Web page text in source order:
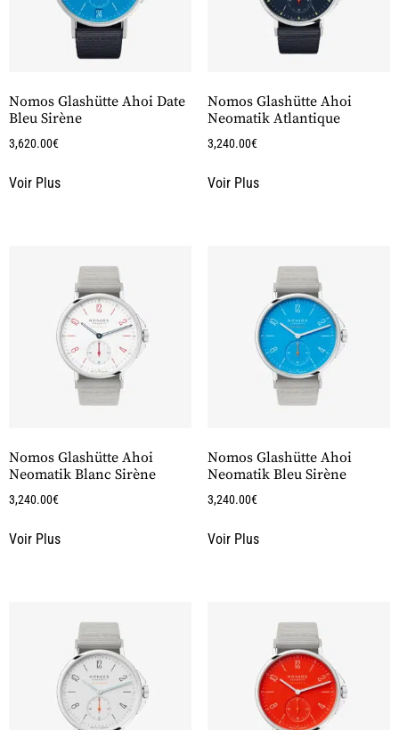
Nomos Glashütte Ahoi Date
Bleu Sirène
3,620.00€
Voir Plus
Nomos Glashütte Ahoi
Neomatik Atlantique
3,240.00€
Voir Plus
Nomos Glashütte Ahoi
Neomatik Blanc Sirène
3,240.00€
Voir Plus
Nomos Glashütte Ahoi
Neomatik Bleu Sirène
3,240.00€
Voir Plus